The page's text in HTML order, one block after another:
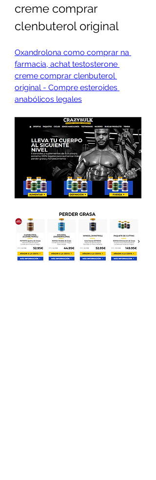
creme comprar
clenbuterol original
Oxandrolona como comprar na
farmacia, achat testosterone
creme comprar clenbuterol
original - Compre esteroides
anabólicos legales